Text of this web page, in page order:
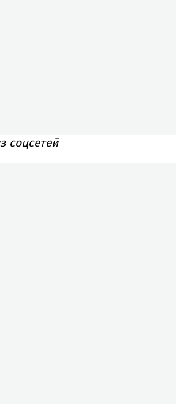
соцсетей